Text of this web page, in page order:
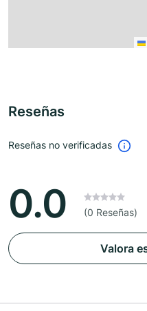
Reseñas
Reseñas no verificadas
0.0 (0 Reseñas)
Valora